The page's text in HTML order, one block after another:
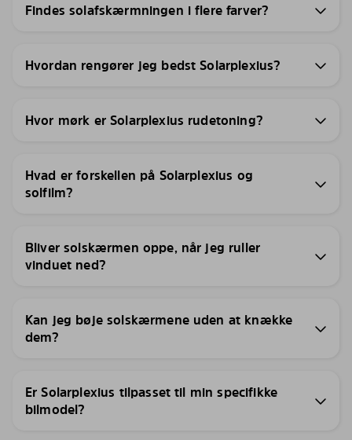
Findes solafskærmningen i flere farver?
Hvordan rengører jeg bedst Solarplexius?
Hvor mørk er Solarplexius rudetoning?
Hvad er forskellen på Solarplexius og
solfilm?
Bliver solskærmen oppe, når jeg ruller
vinduet ned?
Kan jeg bøje solskærmene uden at knække
dem?
Er Solarplexius tilpasset til min specifikke
bilmodel?